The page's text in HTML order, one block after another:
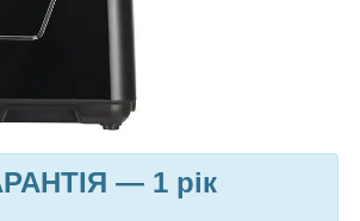
— 1 рік